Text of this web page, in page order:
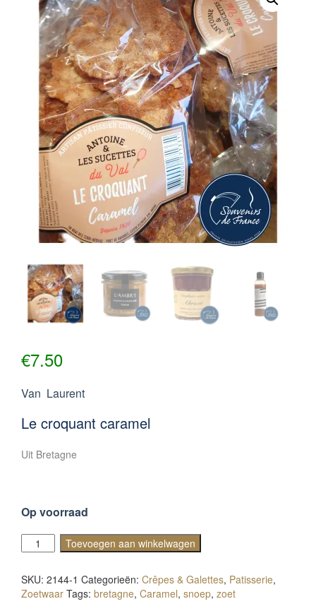
€7.50
Van Laurent
Le croquant caramel
Uit Bretagne
Op voorraad
croquant
aantal
Toevoegen aan winkelwagen
SKU: 2144-1 Categorieën: Crêpes & Galettes, Patisserie,
Zoetwaar Tags: bretagne, Caramel, snoep, zoet